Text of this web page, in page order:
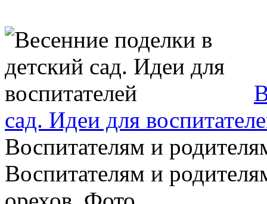
сад. Идеи для
Воспитателям и
Воспитателям и